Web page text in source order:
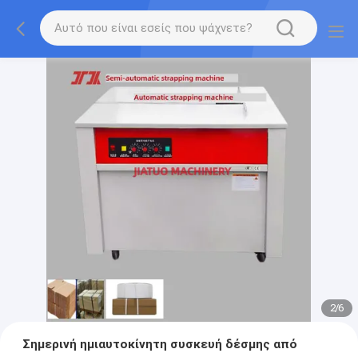
2/6
Σημερινή ημιαυτοκίνητη συσκευή δέσμης από